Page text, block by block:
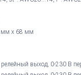
x 68 мм
выход, 0-230 В